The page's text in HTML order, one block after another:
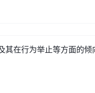
在行为举止等方面的倾